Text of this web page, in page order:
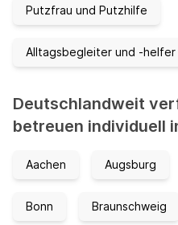
Putzfrau und Putzhilfe
Alltagsbegleiter und -helfer
Deutschlandweit
betreuen individuell
Aachen Augsburg
Bonn Braunschweig